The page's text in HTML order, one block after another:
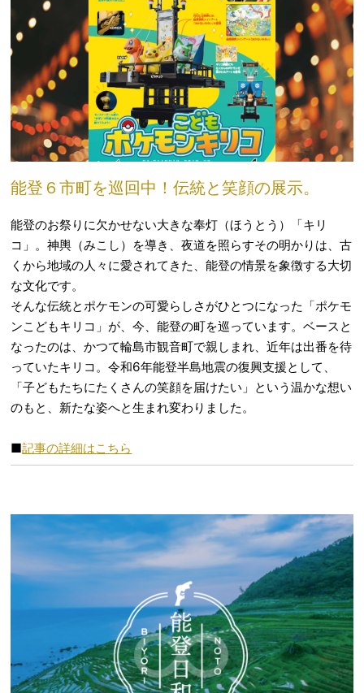
能登６市町を巡回中！伝統と笑顔の展示。
能登のお祭りに欠かせない大きな奉灯（ほうとう）「キリ
コ」。神輿（みこし）を導き、夜道を照らすその明かりは、古
くから地域の人々に愛されてきた、能登の情景を象徴する大切
な文化です。
そんな伝統とポケモンの可愛らしさがひとつになった「ポケモ
ンこどもキリコ」が、今、能登の町を巡っています。ベースと
なったのは、かつて輪島市観音町で親しまれ、近年は出番を待
っていたキリコ。令和6年能登半島地震の復興支援として、
「子どもたちにたくさんの笑顔を届けたい」という温かな想い
のもと、新たな姿へと生まれ変わりました。
■記事の詳細はこちら